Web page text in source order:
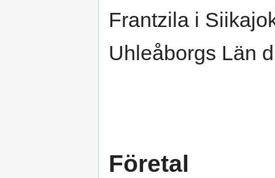
Frantzila i
Uhleåborgs Län
Företal